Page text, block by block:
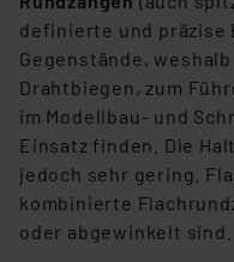
der
dass die USA als Land
Datenschutz nach EU-
besteht etwa das
personenbezogene
hiergegen
Unsere Kooperation
definierte und präzise
Gegenstände,
Drahtbiegen, zum
im Modellbau- und
Einsatz finden. Die
jedoch sehr gering.
kombinierte
oder abgewinkelt sind.